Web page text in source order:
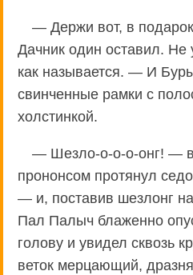
— Держи вот, в
Дачник один оставил. Не
как называется. — И
свинченные рамки с
холстинкой.
— Шезло-о-о-о-онг! —
прононсом протянул
— и, поставив шезлонг
Пал Палыч блаженно
голову и увидел сквозь
веток мерцающий,